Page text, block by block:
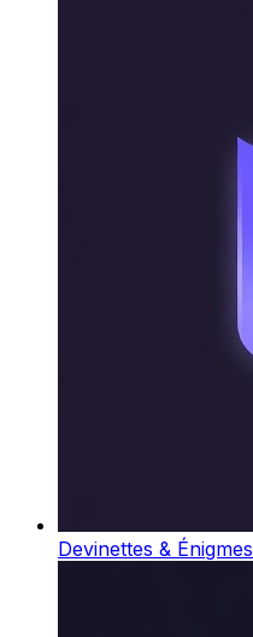
Devinettes & Énigmes